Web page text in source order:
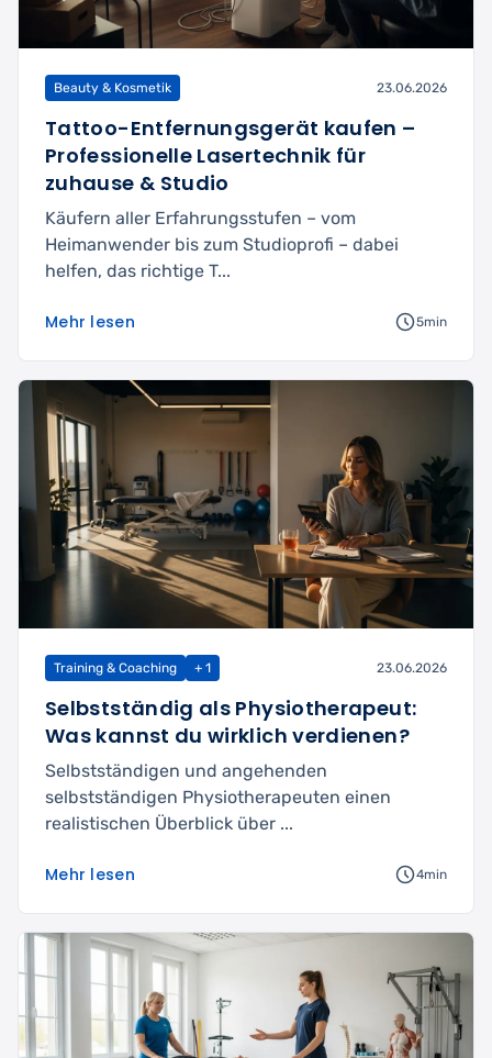
Beauty & Kosmetik 23.06.2026
Tattoo-Entfernungsgerät kaufen –
Professionelle Lasertechnik für
zuhause & Studio
Käufern aller Erfahrungsstufen – vom
Heimanwender bis zum Studioprofi – dabei
helfen, das richtige T...
Mehr lesen 5min
Training & Coaching + 1 23.06.2026
Selbstständig als Physiotherapeut:
Was kannst du wirklich verdienen?
Selbstständigen und angehenden
selbstständigen Physiotherapeuten einen
realistischen Überblick über ...
Mehr lesen 4min